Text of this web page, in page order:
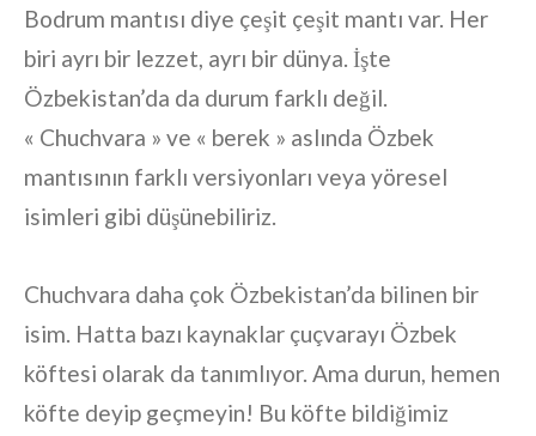
Bodrum mantısı diye çeşit çeşit mantı var. Her
biri ayrı bir lezzet, ayrı bir dünya. İşte
Özbekistan’da da durum farklı değil.
« Chuchvara » ve « berek » aslında Özbek
mantısının farklı versiyonları veya yöresel
isimleri gibi düşünebiliriz.
Chuchvara daha çok Özbekistan’da bilinen bir
isim. Hatta bazı kaynaklar çuçvarayı Özbek
köftesi olarak da tanımlıyor. Ama durun, hemen
köfte deyip geçmeyin! Bu köfte bildiğimiz